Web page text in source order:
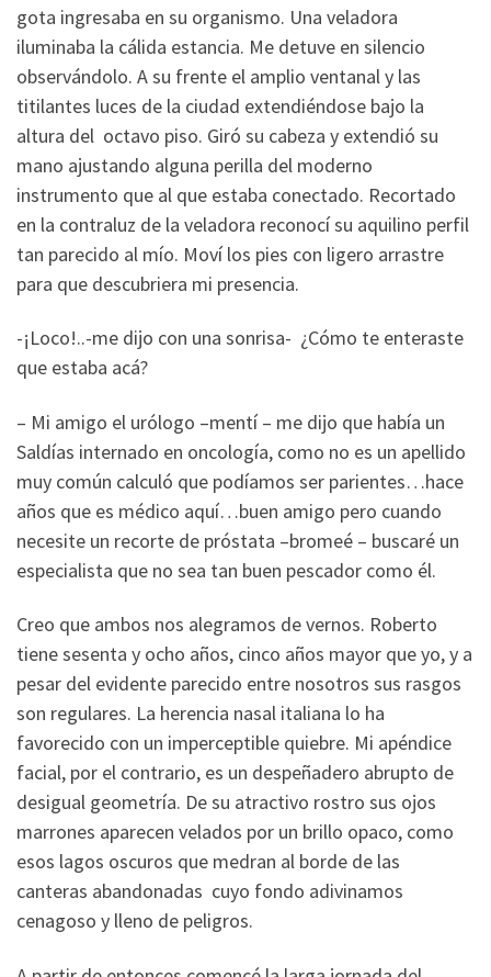
gota ingresaba en su organismo. Una veladora
iluminaba la cálida estancia. Me detuve en silencio
observándolo. A su frente el amplio ventanal y las
titilantes luces de la ciudad extendiéndose bajo la
altura del octavo piso. Giró su cabeza y extendió su
mano ajustando alguna perilla del moderno
instrumento que al que estaba conectado. Recortado
en la contraluz de la veladora reconocí su aquilino perfil
tan parecido al mío. Moví los pies con ligero arrastre
para que descubriera mi presencia.
-¡Loco!..-me dijo con una sonrisa- ¿Cómo te enteraste
que estaba acá?
– Mi amigo el urólogo –mentí – me dijo que había un
Saldías internado en oncología, como no es un apellido
muy común calculó que podíamos ser parientes…hace
años que es médico aquí…buen amigo pero cuando
necesite un recorte de próstata –bromeé – buscaré un
especialista que no sea tan buen pescador como él.
Creo que ambos nos alegramos de vernos. Roberto
tiene sesenta y ocho años, cinco años mayor que yo, y a
pesar del evidente parecido entre nosotros sus rasgos
son regulares. La herencia nasal italiana lo ha
favorecido con un imperceptible quiebre. Mi apéndice
facial, por el contrario, es un despeñadero abrupto de
desigual geometría. De su atractivo rostro sus ojos
marrones aparecen velados por un brillo opaco, como
esos lagos oscuros que medran al borde de las
canteras abandonadas cuyo fondo adivinamos
cenagoso y lleno de peligros.